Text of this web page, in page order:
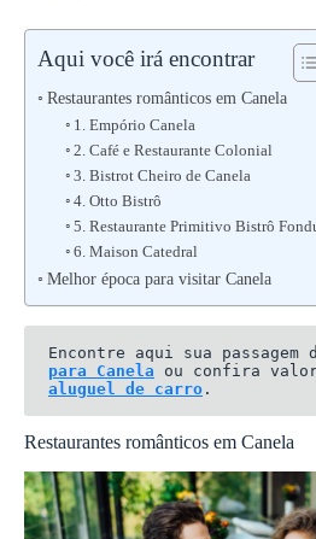
Aqui você irá encontrar
Restaurantes românticos em Canela
1. Empório Canela
2. Café e Restaurante Colonial
3. Bistrot Cheiro de Canela
4. Otto Bistrô
5. Restaurante Primitivo Bistrô
6. Maison Catedral
Melhor época para visitar Canela
Encontre aqui sua passagem
para Canela
aluguel de carro .
Restaurantes românticos em Canela